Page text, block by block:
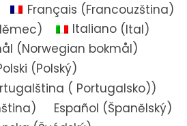
Français (Francouzština)
) Italiano (Ital)
(Norwegian bokmål)
(Polský)
( Portugalsko))
) Español (Španělský)